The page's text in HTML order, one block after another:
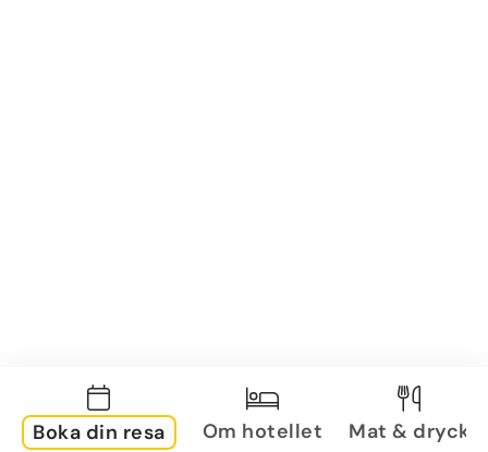
Boka din resa Om hotellet Mat & dryck